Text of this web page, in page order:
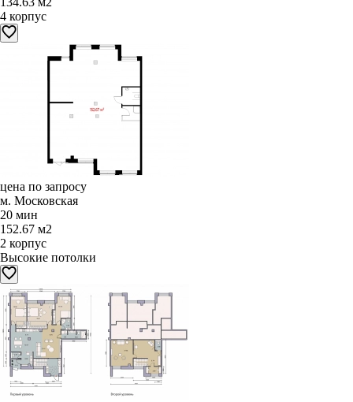
4 корпус
цена по запросу
м. Московская
20 мин
152.67 м2
2 корпус
Высокие потолки